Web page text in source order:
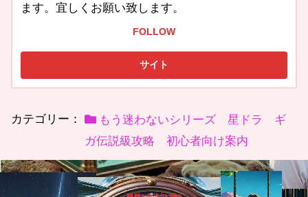
ます。宜しくお願い致します。
FOLLOW
カテゴリー：
もう迷わないシリーズ 星ドラ ギ
ガ伝説級攻略 初心者向け案内